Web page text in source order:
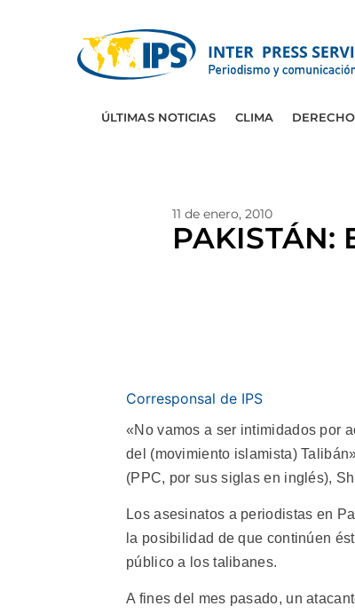
ÚLTIMAS NOTICIAS CLIMA
11 de enero, 2010
Corresponsal de IPS
«No vamos a ser intimidados por
del (movimiento islamista)
(PPC, por sus siglas en inglés),
Los asesinatos a periodistas en
la posibilidad de que continúen
público a los talibanes.
A fines del mes pasado, un